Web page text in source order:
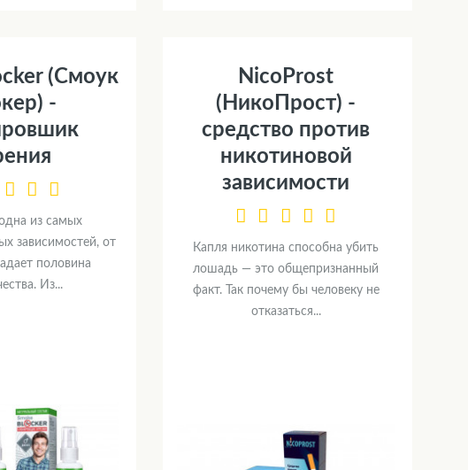
(Смоук
-
из самых
зависимостей, от
половина
Из...
NicoProst
(НикоПрост) -
средство против
никотиновой
зависимости
Капля никотина способна убить
лошадь — это общепризнанный
факт. Так почему бы человеку не
отказаться...